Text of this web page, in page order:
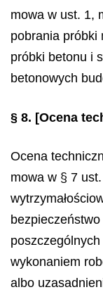
mowa w ust. 1,
pobrania próbki
próbki betonu i
betonowych
§ 8. [Ocena
Ocena
mowa w § 7
wykonaniem
albo